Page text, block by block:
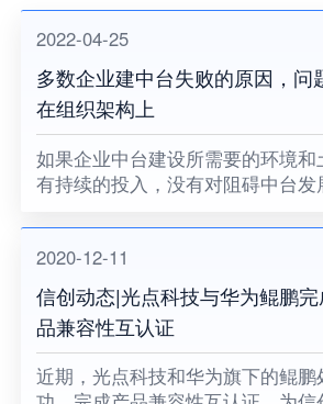
2022-04-25
多数企业建中台失败的原因，问
在组织架构上
如果企业中台建设所需要的环境
有持续的投入，没有对阻碍中台发
业中台将很难健康地成长。
2020-12-11
信创动态|光点科技与华为鲲鹏
品兼容性互认证
近期，光点科技和华为旗下的鲲